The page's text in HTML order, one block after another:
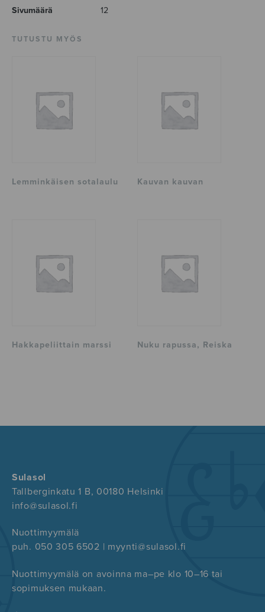
Sivumäärä 12
TUTUSTU MYÖS
Lemminkäisen sotalaulu Kauvan kauvan
Hakkapeliittain marssi Nuku rapussa, Reiska
Sulasol
Tallberginkatu 1 B, 00180 Helsinki
info@sulasol.fi
Nuottimyymälä
puh. 050 305 6502 | myynti@sulasol.fi
Nuottimyymälä on avoinna ma–pe klo 10–16 tai
sopimuksen mukaan.